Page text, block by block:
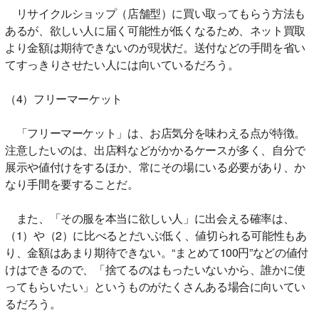
リサイクルショップ（店舗型）に買い取ってもらう方法も
あるが、欲しい人に届く可能性が低くなるため、ネット買取
より金額は期待できないのが現状だ。送付などの手間を省い
てすっきりさせたい人には向いているだろう。
（4）フリーマーケット
「フリーマーケット」は、お店気分を味わえる点が特徴。
注意したいのは、出店料などがかかるケースが多く、自分で
展示や値付けをするほか、常にその場にいる必要があり、か
なり手間を要することだ。
また、「その服を本当に欲しい人」に出会える確率は、
（1）や（2）に比べるとだいぶ低く、値切られる可能性もあ
り、金額はあまり期待できない。“まとめて100円”などの値付
けはできるので、「捨てるのはもったいないから、誰かに使
ってもらいたい」というものがたくさんある場合に向いてい
るだろう。